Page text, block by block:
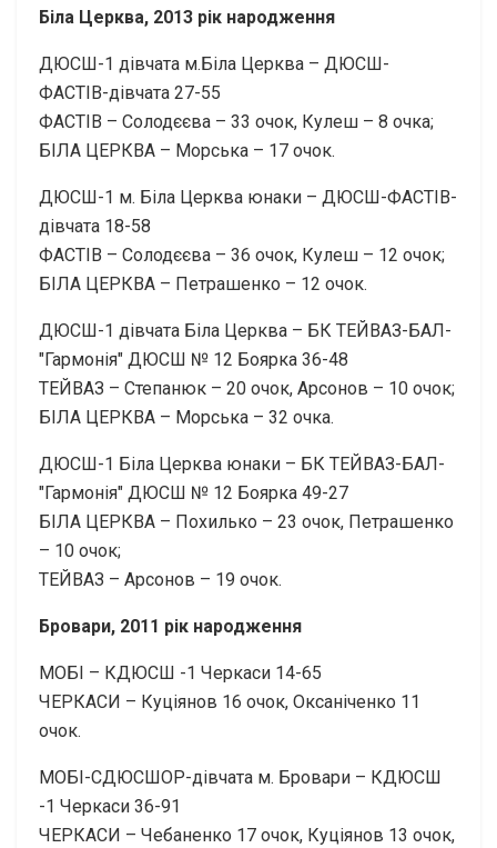
Біла Церква, 2013 рік народження
ДЮСШ-1 дівчата м.Біла Церква – ДЮСШ-
ФАСТІВ-дівчата 27-55
ФАСТІВ – Солодєєва – 33 очок, Кулеш – 8 очка;
БІЛА ЦЕРКВА – Морська – 17 очок.
ДЮСШ-1 м. Біла Церква юнаки – ДЮСШ-ФАСТІВ-
дівчата 18-58
ФАСТІВ – Солодєєва – 36 очок, Кулеш – 12 очок;
БІЛА ЦЕРКВА – Петрашенко – 12 очок.
ДЮСШ-1 дівчата Біла Церква – БК ТЕЙВАЗ-БАЛ-
"Гармонія" ДЮСШ № 12 Боярка 36-48
ТЕЙВАЗ – Степанюк – 20 очок, Арсонов – 10 очок;
БІЛА ЦЕРКВА – Морська – 32 очка.
ДЮСШ-1 Біла Церква юнаки – БК ТЕЙВАЗ-БАЛ-
"Гармонія" ДЮСШ № 12 Боярка 49-27
БІЛА ЦЕРКВА – Похилько – 23 очок, Петрашенко
– 10 очок;
ТЕЙВАЗ – Арсонов – 19 очок.
Бровари, 2011 рік народження
МОБІ – КДЮСШ -1 Черкаси 14-65
ЧЕРКАСИ – Куціянов 16 очок, Оксаніченко 11
очок.
МОБІ-СДЮСШОР-дівчата м. Бровари – КДЮСШ
-1 Черкаси 36-91
ЧЕРКАСИ – Чебаненко 17 очок, Куціянов 13 очок,